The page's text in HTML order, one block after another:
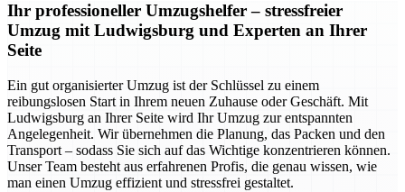
Ihr professioneller Umzugshelfer – stressfreier
Umzug mit Ludwigsburg und Experten an Ihrer
Seite
Ein gut organisierter Umzug ist der Schlüssel zu einem
reibungslosen Start in Ihrem neuen Zuhause oder Geschäft. Mit
Ludwigsburg an Ihrer Seite wird Ihr Umzug zur entspannten
Angelegenheit. Wir übernehmen die Planung, das Packen und den
Transport – sodass Sie sich auf das Wichtige konzentrieren können.
Unser Team besteht aus erfahrenen Profis, die genau wissen, wie
man einen Umzug effizient und stressfrei gestaltet.